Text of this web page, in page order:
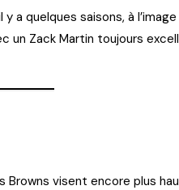
a quelques saisons, à l’image
un Zack Martin toujours
Browns visent encore plus